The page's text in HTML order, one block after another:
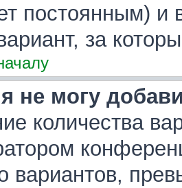
постоянным) и
за
не могу
количества
вариантов,